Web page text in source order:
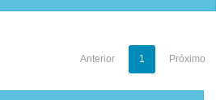
Anterior 1 Próximo